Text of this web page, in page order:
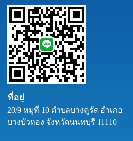
ที่อยู่
20/9 หมู่ที่ 10 ตำบลบางคูรัด อำเภอ
บางบัวทอง จังหวัดนนทบุรี 11110